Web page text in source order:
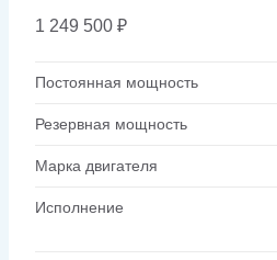
1 249 500 ₽
Постоянная мощность
Резервная мощность
Марка двигателя
Исполнение